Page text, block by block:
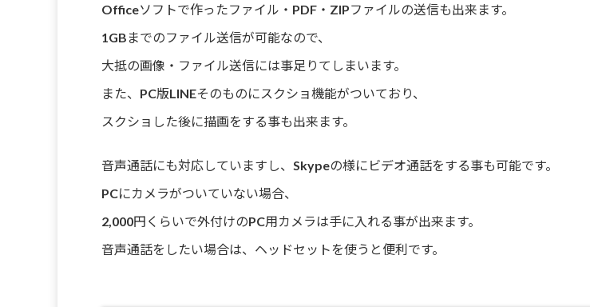
Officeソフトで作ったファイル・PDF・ZIPファイルの送信も出来ます。
1GBまでのファイル送信が可能なので、
大抵の画像・ファイル送信には事足りてしまいます。
また、PC版LINEそのものにスクショ機能がついており、
スクショした後に描画をする事も出来ます。
音声通話にも対応していますし、Skypeの様にビデオ通話をする事も可能です。
PCにカメラがついていない場合、
2,000円くらいで外付けのPC用カメラは手に入れる事が出来ます。
音声通話をしたい場合は、ヘッドセットを使うと便利です。